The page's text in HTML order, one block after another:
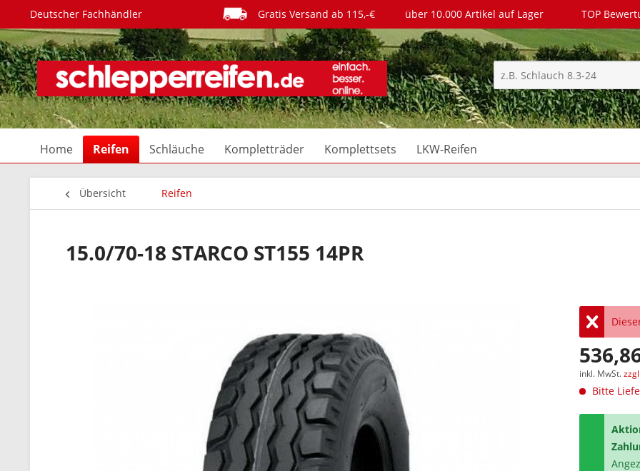
Deutscher Fachhändler Gratis Versand ab 115,-€ über 10.000 Artikel auf Lager TOP
Home Reifen Schläuche Kompletträder Komplettsets LKW-Reifen
Übersicht Reifen
15.0/70-18 STARCO ST155 14PR
inkl. MwSt.
Bitte